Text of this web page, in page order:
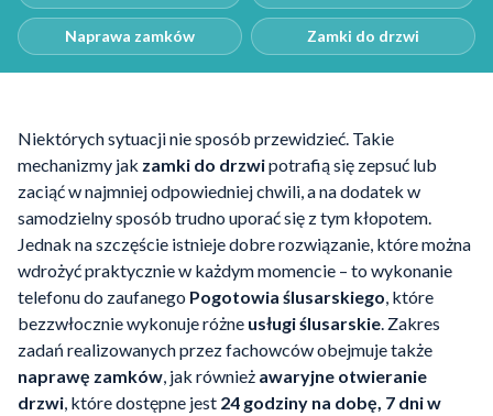
Naprawa zamków Zamki do drzwi
Niektórych sytuacji nie sposób przewidzieć. Takie
mechanizmy jak zamki do drzwipotrafią się zepsuć lub
zaciąć w najmniej odpowiedniej chwili, a na dodatek w
samodzielny sposób trudno uporać się z tym kłopotem.
Jednak na szczęście istnieje dobre rozwiązanie, które można
wdrożyć praktycznie w każdym momencie – to wykonanie
telefonu do zaufanego Pogotowia ślusarskiego, które
bezzwłocznie wykonuje różne usługi ślusarskie. Zakres
zadań realizowanych przez fachowców obejmuje także
naprawę zamków, jak również awaryjne otwieranie
drzwi, które dostępne jest 24 godziny na dobę, 7 dni w